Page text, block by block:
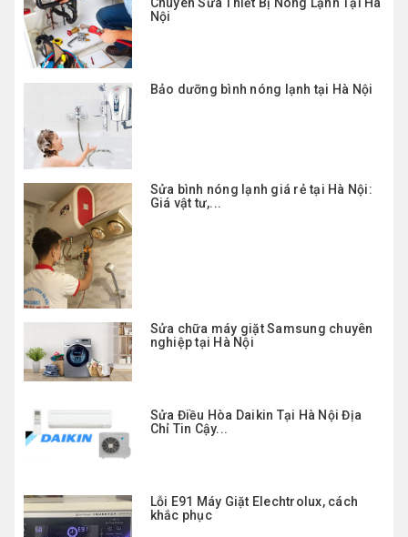
Nội
Bảo dưỡng bình nóng lạnh tại Hà Nội
Sửa bình nóng lạnh giá rẻ tại Hà Nội:
Giá vật tư,...
Sửa chữa máy giặt Samsung chuyên
nghiệp tại Hà Nội
Sửa Điều Hòa Daikin Tại Hà Nội Địa
Chỉ Tin Cậy...
Lỗi E91 Máy Giặt Elechtrolux, cách
khắc phục